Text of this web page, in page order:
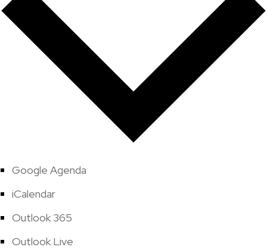
Google Agenda
iCalendar
Outlook 365
Outlook Live